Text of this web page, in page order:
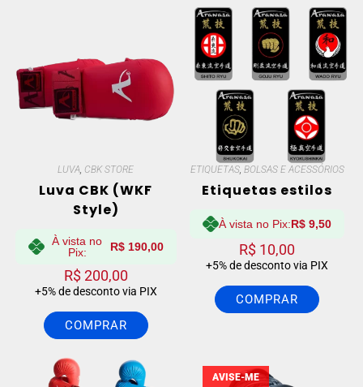
LUVA, CBK STORE
Luva CBK (WKF
Style)
À vista no
Pix:
R$190,00
R$200,00
+5% de desconto via PIX
COMPRAR
ETIQUETAS, BOLSAS E ACESSÓRIOS
Etiquetas estilos
À vista no Pix:R$ 9,50
R$ 10,00
+5% de desconto via PIX
COMPRAR
AVISE-ME